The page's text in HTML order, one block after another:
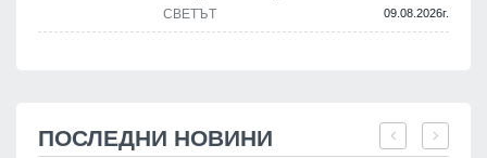
СВЕТЪТ 09.08.2026г.
ПОСЛЕДНИ НОВИНИ